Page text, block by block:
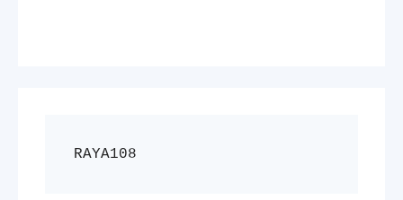
RAYA108